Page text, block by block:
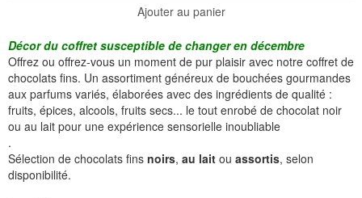
Ajouter au panier
Décor du coffret susceptible de changer en décembre
Offrez ou offrez-vous un moment de pur plaisir avec notre coffret de
chocolats fins. Un assortiment généreux de bouchées gourmandes
aux parfums variés, élaborées avec des ingrédients de qualité :
fruits, épices, alcools, fruits secs... le tout enrobé de chocolat noir
ou au lait pour une expérience sensorielle inoubliable
.
Sélection de chocolats fins noirs, au lait ou assortis, selon
disponibilité.